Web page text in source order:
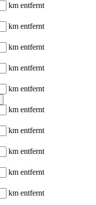
km entfernt
km entfernt
km entfernt
km entfernt
km entfernt
km entfernt
km entfernt
km entfernt
km entfernt
km entfernt